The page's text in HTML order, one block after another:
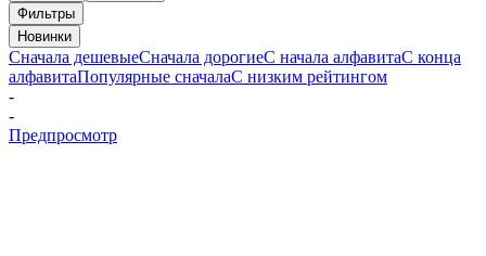
Фильтры
Новинки
Сначала дешевыеСначала дорогиеС начала алфавитаС конца
алфавитаПопулярные сначалаС низким рейтингом
-
-
Предпросмотр